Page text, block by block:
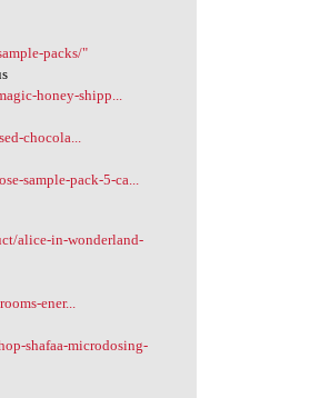
packs/"
honey-shipp...
chocola...
sample-pack-5-ca...
alice-in-wonderland-
ener...
shafaa-microdosing-